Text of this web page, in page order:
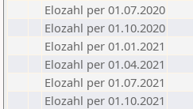
Elozahl per 01.07.2020
Elozahl per 01.10.2020
Elozahl per 01.01.2021
Elozahl per 01.04.2021
Elozahl per 01.07.2021
Elozahl per 01.10.2021